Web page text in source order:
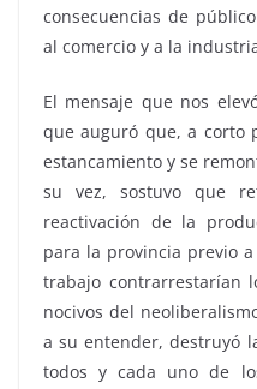
consecuencias de
al comercio y a la
El mensaje que nos
que auguró que, a corto
estancamiento y se
su vez, sostuvo que
reactivación de la
para la provincia previo
trabajo contrarrestarían
nocivos del
a su entender, destruyó
todos y cada uno de